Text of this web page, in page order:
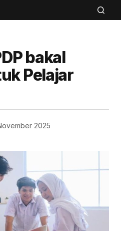
bakal
Pelajar
2025